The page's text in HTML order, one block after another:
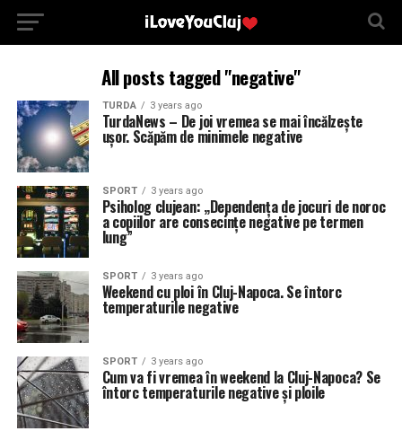
All posts tagged "negative"
TURDA 3 years ago
TurdaNews – De joi vremea se mai încălzește
ușor. Scăpăm de minimele negative
SPORT 3 years ago
Psiholog clujean: „Dependența de jocuri de noroc
a copiilor are consecințe negative pe termen
lung”
SPORT 3 years ago
Weekend cu ploi în Cluj-Napoca. Se întorc
temperaturile negative
SPORT 3 years ago
Cum va fi vremea în weekend la Cluj-Napoca? Se
întorc temperaturile negative și ploile